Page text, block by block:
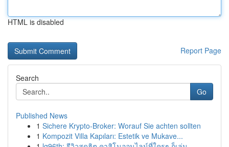
HTML is disabled
Report Page
Search
Go
Published News
1 Sichere Krypto-Broker: Worauf Sie achten sollten
1 Kompozit Villa Kapıları: Estetik ve Mukave...